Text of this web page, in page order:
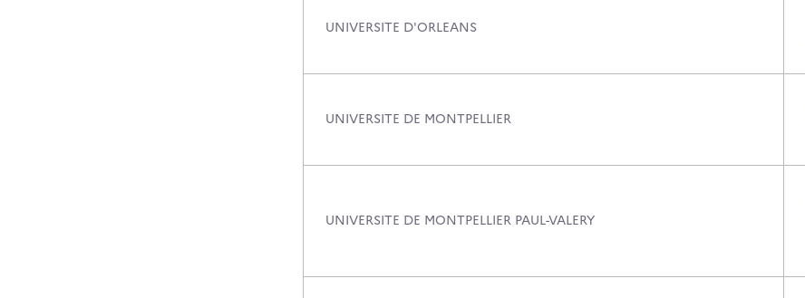
UNIVERSITE D'ORLEANS
UNIVERSITE DE MONTPELLIER
UNIVERSITE DE MONTPELLIER PAUL-VALERY